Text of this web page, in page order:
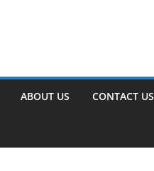
ABOUT US CONTACT US